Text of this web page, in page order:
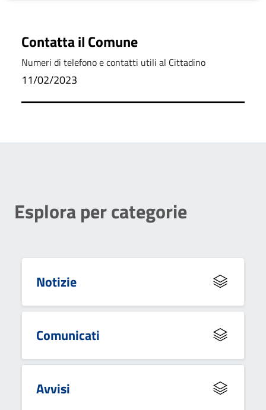
Contatta il Comune
Numeri di telefono e contatti utili al Cittadino
11/02/2023
Esplora per categorie
Notizie
Comunicati
Avvisi